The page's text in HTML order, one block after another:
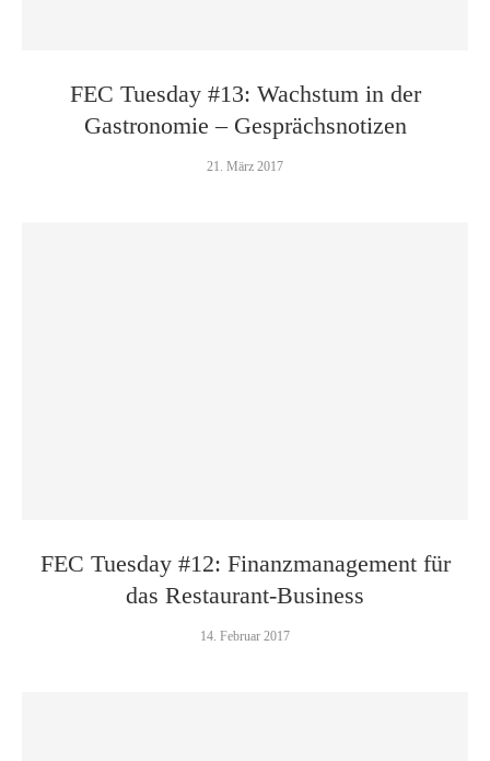
FEC Tuesday #13: Wachstum in der
Gastronomie – Gesprächsnotizen
21. März 2017
FEC Tuesday #12: Finanz­management für
das Restaurant-Business
14. Februar 2017